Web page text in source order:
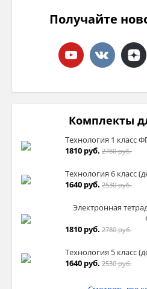
Получайте
Комплекты
Технология 1 класс
1810 руб. 2780 руб.
Технология 6 класс
1640 руб. 2530 руб.
Электронная
1810 руб. 2780 руб.
Технология 5 класс
1640 руб. 2530 руб.